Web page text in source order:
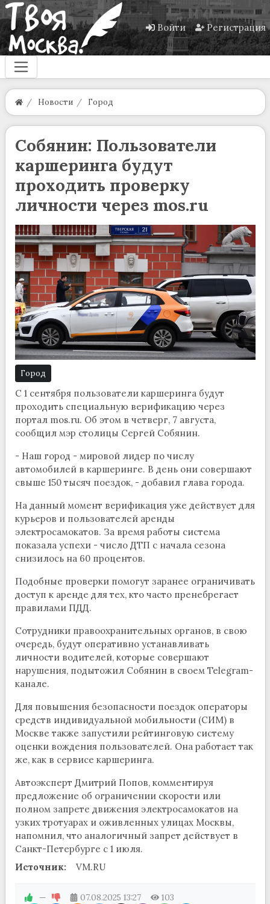
Войти Регистрация
Новости Город
Собянин: Пользователи
каршеринга будут
проходить проверку
личности через mos.ru
Город
С 1 сентября пользователи каршеринга будут
проходить специальную верификацию через
портал mos.ru. Об этом в четверг, 7 августа,
сообщил мэр столицы Сергей Собянин.
- Наш город - мировой лидер по числу
автомобилей в каршеринге. В день они совершают
свыше 150 тысяч поездок, - добавил глава города.
На данный момент верификация уже действует для
курьеров и пользователей аренды
электросамокатов. За время работы система
показала успехи - число ДТП с начала сезона
снизилось на 60 процентов.
Подобные проверки помогут заранее ограничивать
доступ к аренде для тех, кто часто пренебрегает
правилами ПДД.
Сотрудники правоохранительных органов, в свою
очередь, будут оперативно устанавливать
личности водителей, которые совершают
нарушения, подытожил Собянин в своем Telegram-
канале.
Для повышения безопасности поездок операторы
средств индивидуальной мобильности (СИМ) в
Москве также запустили рейтинговую систему
оценки вождения пользователей. Она работает так
же, как в сервисе каршеринга.
Автоэксперт Дмитрий Попов, комментируя
предложение об ограничении скорости или
полном запрете движения электросамокатов на
узких тротуарах и оживленных улицах Москвы,
напомнил, что аналогичный запрет действует в
Санкт-Петербурге с 1 июля.
Источник:
VM.RU
— 07.08.2025 13:27 103